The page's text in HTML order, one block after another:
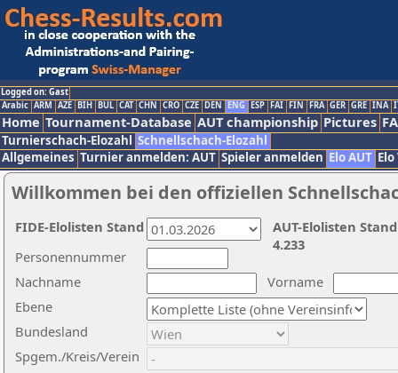
Logged on: Gast
Arabic ARM AZE BIH BUL CAT CHN CRO CZE DEN ENG ESP FAI FIN FRA GER GRE INA
Home Tournament-Database AUT championship Pictures
Turnierschach-Elozahl Schnellschach-Elozahl
Allgemeines Turnier anmelden: AUT Spieler anmelden Elo AUT
Willkommen bei den offiziellen
Nachname
Vorname
Ebene
Personennummer
Bundesland
Spgem./Kreis/Verein
AUT-Elolisten
4.233
FIDE-Elolisten Stand